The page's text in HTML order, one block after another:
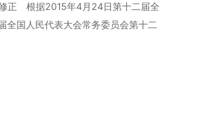
正 根据2015年4月24日第十二届全
国人民代表大会常务委员会第十二